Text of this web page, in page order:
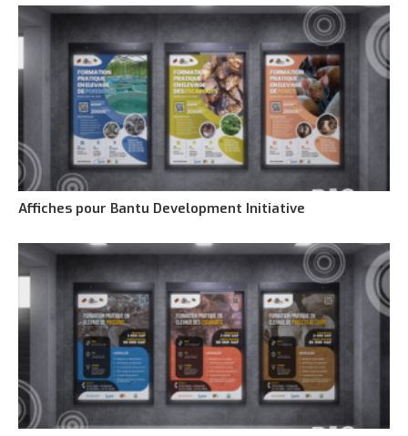
Affiches pour Bantu Development Initiative